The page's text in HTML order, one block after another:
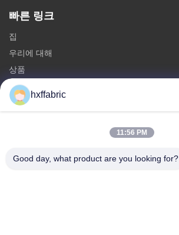
빠른 링크
집
우리에 대해
상품
문의하기
SBR 네오프렌 직물
hxffabric
11:56 PM
Good day, what product are you looking for?